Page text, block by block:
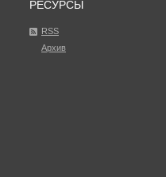
РЕСУРСЫ
RSS
Архив